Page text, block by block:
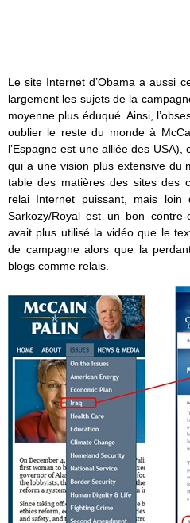
Le site Internet d’Obama a aussi
largement les sujets de la
moyenne plus éduqué. Ainsi,
oublier le reste du monde à
l’Espagne est une alliée des USA),
qui a une vision plus extensive du
table des matières des sites des
relai Internet puissant, mais loin
Sarkozy/Royal est un bon
avait plus utilisé la vidéo que le
de campagne alors que la
blogs comme relais.